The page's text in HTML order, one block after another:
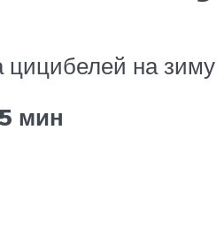
цицибелей на зиму
мин